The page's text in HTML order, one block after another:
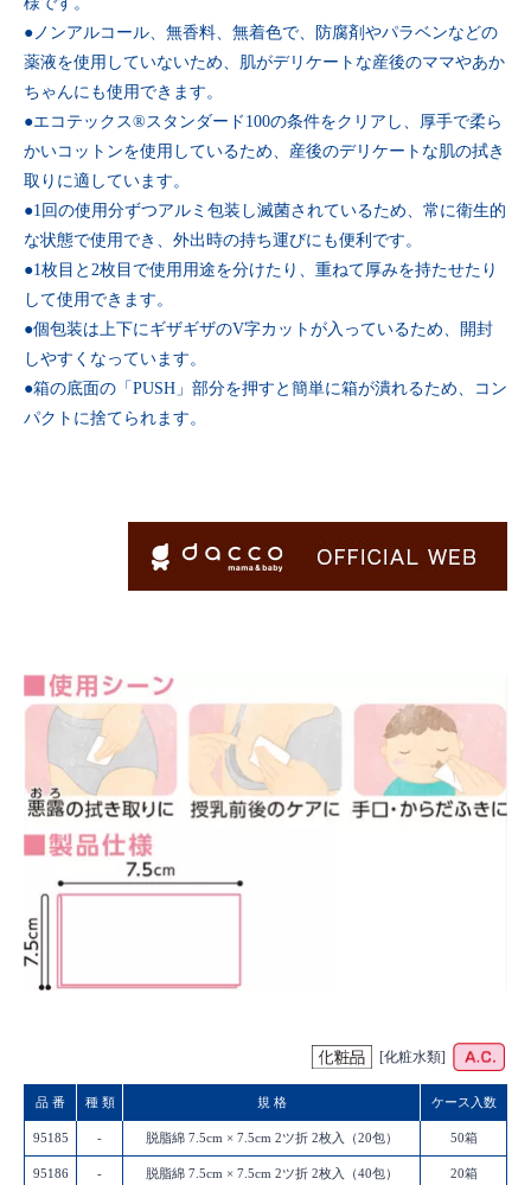
●ノンアルコール、無香料、無着色で、防腐剤やパラベンなどの
薬液を使用していないため、肌がデリケートな産後のママやあか
ちゃんにも使用できます。
●エコテックス®スタンダード100の条件をクリアし、厚手で柔ら
かいコットンを使用しているため、産後のデリケートな肌の拭き
取りに適しています。
●1回の使用分ずつアルミ包装し滅菌されているため、常に衛生的
な状態で使用でき、外出時の持ち運びにも便利です。
●1枚目と2枚目で使用用途を分けたり、重ねて厚みを持たせたり
して使用できます。
●個包装は上下にギザギザのV字カットが入っているため、開封
しやすくなっています。
●箱の底面の「PUSH」部分を押すと簡単に箱が潰れるため、コン
パクトに捨てられます。
[化粧水類]
品 番 種 類 規 格 ケース入数
95185 - 脱脂綿 7.5cm × 7.5cm 2ツ折 2枚入（20包） 50箱
95186 - 脱脂綿 7.5cm × 7.5cm 2ツ折 2枚入（40包） 20箱